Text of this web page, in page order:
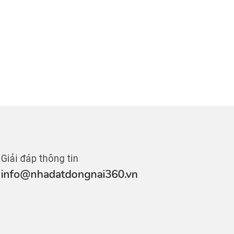
Giải đáp thông tin
info@nhadatdongnai360.vn